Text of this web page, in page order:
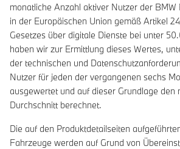
monatliche Anzahl aktiver Nutzer der
in der Europäischen Union gemäß Artikel
Gesetzes über digitale Dienste bei unter
haben wir zur Ermittlung dieses Wertes,
der technischen und
Nutzer für jeden der vergangenen sechs
ausgewertet und auf dieser Grundlage den
Durchschnitt berechnet.
Die auf den Produktdetailseiten
Fahrzeuge werden auf Grund von